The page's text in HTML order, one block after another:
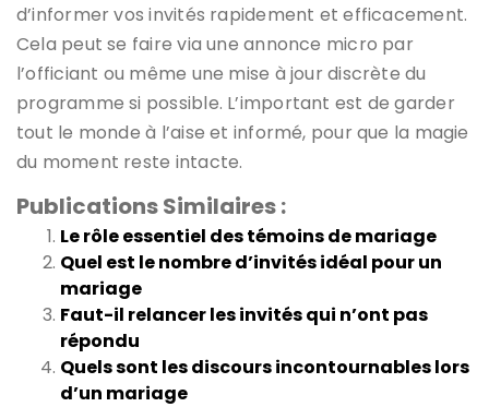
d’informer vos invités rapidement et efficacement.
Cela peut se faire via une annonce micro par
l’officiant ou même une mise à jour discrète du
programme si possible. L’important est de garder
tout le monde à l’aise et informé, pour que la magie
du moment reste intacte.
Publications Similaires :
Le rôle essentiel des témoins de mariage
Quel est le nombre d’invités idéal pour un
mariage
Faut-il relancer les invités qui n’ont pas
répondu
Quels sont les discours incontournables lors
d’un mariage